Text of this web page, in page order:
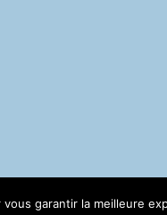
garantir la meilleure